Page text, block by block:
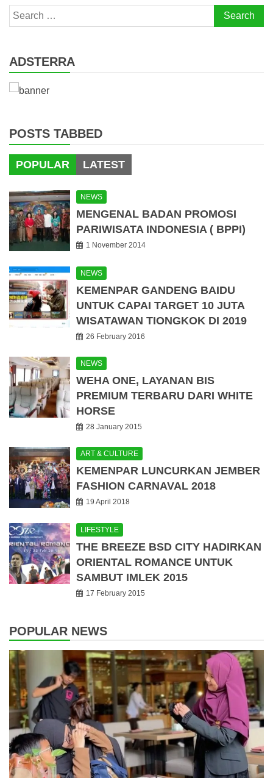
Search
for:
ADSTERRA
POSTS TABBED
POPULAR LATEST
NEWS
MENGENAL BADAN PROMOSI
PARIWISATA INDONESIA ( BPPI)
1 November 2014
NEWS
KEMENPAR GANDENG BAIDU
UNTUK CAPAI TARGET 10 JUTA
WISATAWAN TIONGKOK DI 2019
26 February 2016
NEWS
WEHA ONE, LAYANAN BIS
PREMIUM TERBARU DARI WHITE
HORSE
28 January 2015
ART & CULTURE
KEMENPAR LUNCURKAN JEMBER
FASHION CARNAVAL 2018
19 April 2018
LIFESTYLE
THE BREEZE BSD CITY HADIRKAN
ORIENTAL ROMANCE UNTUK
SAMBUT IMLEK 2015
17 February 2015
POPULAR NEWS